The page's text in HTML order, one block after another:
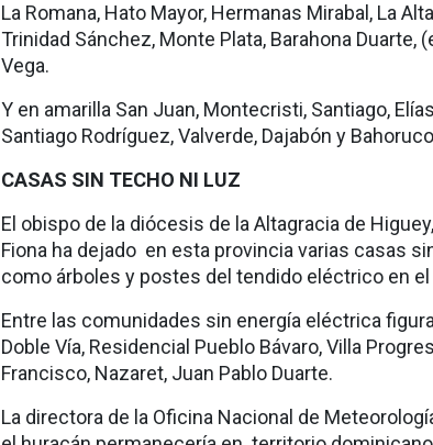
La Romana, Hato Mayor, Hermanas Mirabal, La
Trinidad Sánchez, Monte Plata, Barahona Duarte,
Vega.
Y en amarilla San Juan, Montecristi, Santiago,
Santiago Rodríguez, Valverde, Dajabón y
CASAS SIN TECHO NI LUZ
El obispo de la diócesis de la Altagracia de
Fiona ha dejado en esta provincia varias casas
como árboles y postes del tendido eléctrico en el
Entre las comunidades sin energía eléctrica
Doble Vía, Residencial Pueblo Bávaro, Villa
Francisco, Nazaret, Juan Pablo Duarte.
La directora de la Oficina Nacional de